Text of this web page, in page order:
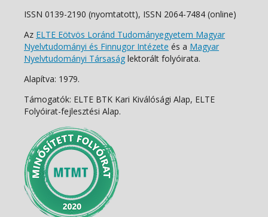
ISSN 0139-2190 (nyomtatott), ISSN 2064-7484 (online)
Az ELTE Eötvös Loránd Tudományegyetem Magyar
Nyelvtudományi és Finnugor Intézete és a Magyar
Nyelvtudományi Társaság lektorált folyóirata.
Alapítva: 1979.
Támogatók: ELTE BTK Kari Kiválósági Alap, ELTE
Folyóirat-fejlesztési Alap.